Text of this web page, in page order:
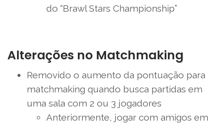
do “Brawl Stars Championship”
Alterações no Matchmaking
Removido o aumento da pontuação para
matchmaking quando busca partidas em
uma sala com 2 ou 3 jogadores
Anteriormente, jogar com amigos em